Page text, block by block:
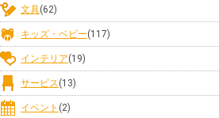
文具(62)
キッズ・ベビー(117)
インテリア(19)
サービス(13)
イベント (2)